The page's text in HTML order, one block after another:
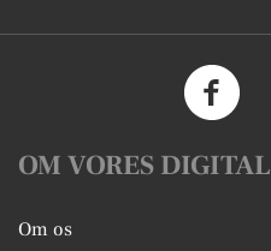
OM VORES DIGITAL
Om os